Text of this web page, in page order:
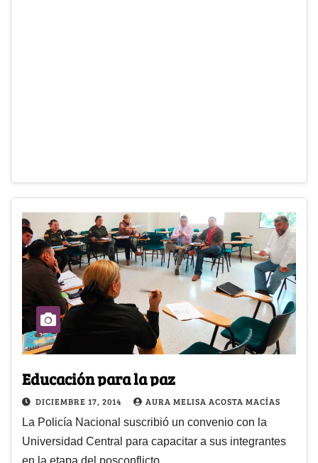
Educación para la paz
DICIEMBRE 17, 2014 AURA MELISA ACOSTA MACÍAS
La Policía Nacional suscribió un convenio con la
Universidad Central para capacitar a sus integrantes
en la etapa del posconflicto.